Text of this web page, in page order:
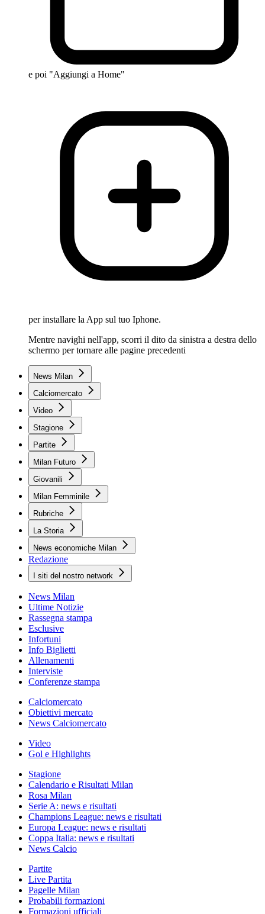
e poi "Aggiungi a Home"
per installare la App sul tuo Iphone.
Mentre navighi nell'app, scorri il dito da sinistra a destra dello
schermo per tornare alle pagine precedenti
News Milan
Calciomercato
Video
Stagione
Partite
Milan Futuro
Giovanili
Milan Femminile
Rubriche
La Storia
News economiche Milan
Redazione
I siti del nostro network
News Milan
Ultime Notizie
Rassegna stampa
Esclusive
Infortuni
Info Biglietti
Allenamenti
Interviste
Conferenze stampa
Calciomercato
Obiettivi mercato
News Calciomercato
Video
Gol e Highlights
Stagione
Calendario e Risultati Milan
Rosa Milan
Serie A: news e risultati
Champions League: news e risultati
Europa League: news e risultati
Coppa Italia: news e risultati
News Calcio
Partite
Live Partita
Pagelle Milan
Probabili formazioni
Formazioni ufficiali